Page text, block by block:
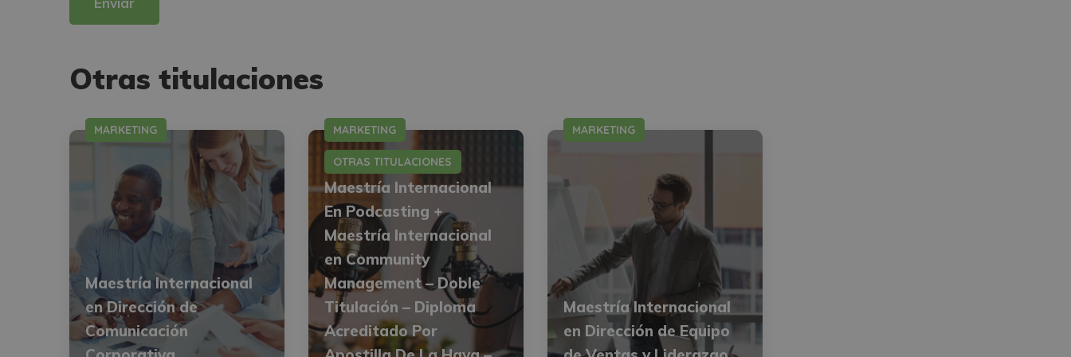
Otras titulaciones
MARKETING
Maestría Internacional
en Dirección de
Comunicación
MARKETING
OTRAS TITULACIONES
Maestría Internacional
En Podcasting +
Maestría Internacional
en Community
Management – Doble
Titulación – Diploma
Acreditado Por
MARKETING
Maestría Internacional
en Dirección de Equipo